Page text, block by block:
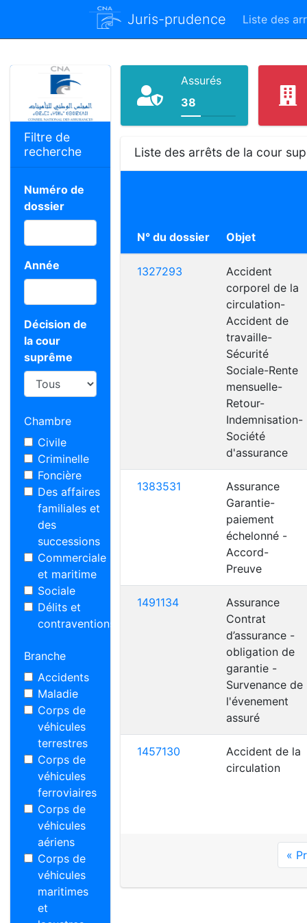
Juris-prudence Liste des
Filtre de
recherche
Numéro de
dossier
Année
Décision de
la cour
suprême
Chambre
Civile
Criminelle
Foncière
Des affaires
familiales et
des
successions
Commerciale
et maritime
Sociale
Délits et
contraventions
Branche
Accidents
Maladie
Corps de
véhicules
terrestres
Corps de
véhicules
ferroviaires
Corps de
véhicules
aériens
Corps de
véhicules
maritimes
et
Assurés
38
Liste des arrêts de la cour
N° du dossier Objet
1327293
Accident
corporel de la
circulation-
Accident de
travaille-
Sécurité
Sociale-Rente
mensuelle-
Retour-
Indemnisation-
Société
d'assurance
1383531
Assurance
Garantie-
paiement
échelonné -
Accord-
Preuve
1491134
Assurance
Contrat
d’assurance -
obligation de
garantie -
Survenance de
l'évenement
assuré
1457130
Accident de la
circulation
«